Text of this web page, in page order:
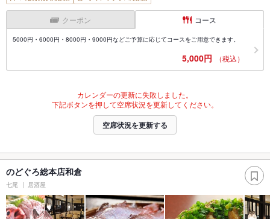
クーポン コース
5000円・6000円・8000円・9000円などご予算に応じてコースをご用意できます。
5,000円 （税込）
カレンダーの更新に失敗しました。
下記ボタンを押して空席状況を更新してください。
空席状況を更新する
のどぐろ総本店和倉
七尾 居酒屋